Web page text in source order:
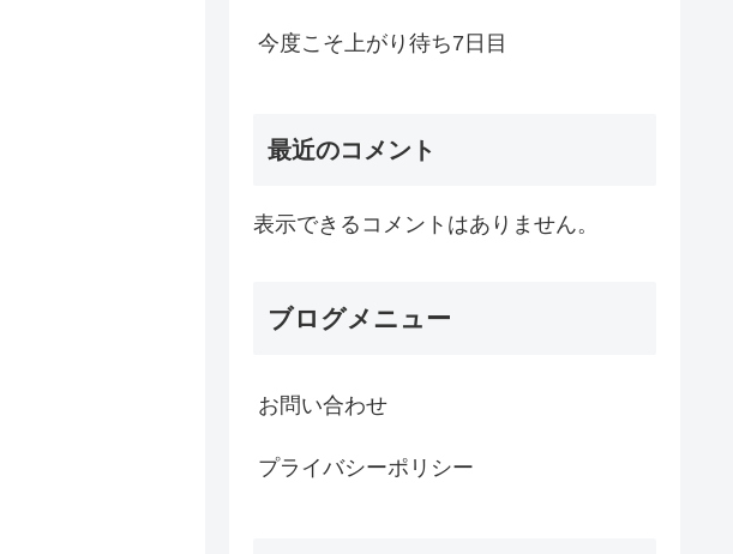
今度こそ上がり待ち7日目
最近のコメント
表示できるコメントはありません。
ブログメニュー
お問い合わせ
プライバシーポリシー